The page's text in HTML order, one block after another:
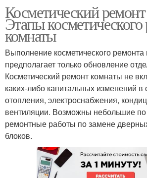
Косметический
Этапы
комнаты
Выполнение косметического
предполагает только обновление
Косметический ремонт комнаты не
каких-либо капитальных изменений в
отопления, электроснабжения,
вентиляции. Возможны небольшие
ремонтные работы по замене
блоков.